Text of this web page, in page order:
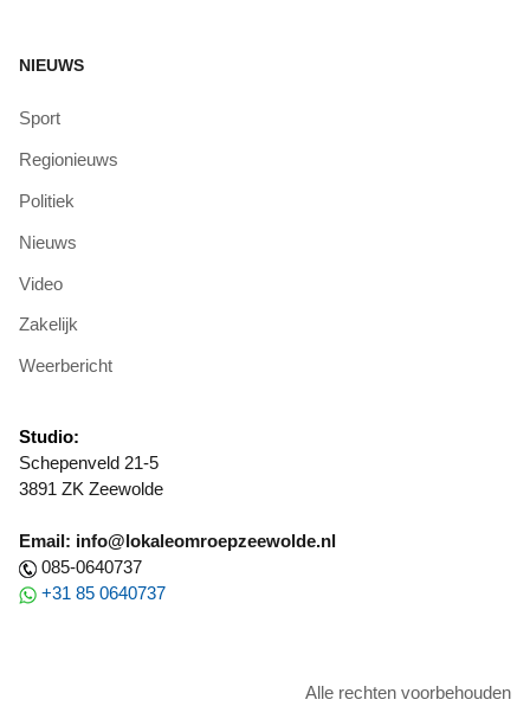
NIEUWS
Sport
Regionieuws
Politiek
Nieuws
Video
Zakelijk
Weerbericht
Studio:
Schepenveld 21-5
3891 ZK Zeewolde
Email: info@lokaleomroepzeewolde.nl
085-0640737
+31 85 0640737
Alle rechten voorbehouden